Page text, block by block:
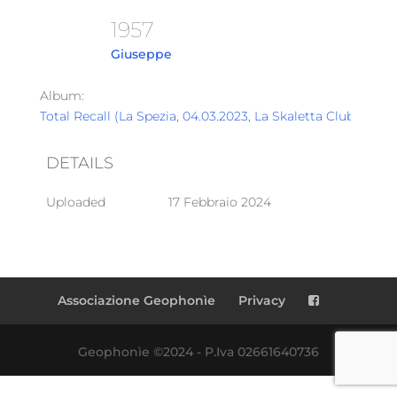
1957
Giuseppe
Album:
Total Recall (La Spezia, 04.03.2023, La Skaletta Club)
DETAILS
Uploaded 17 Febbraio 2024
Associazione Geophonìe Privacy
Geophonìe ©2024 - P.Iva 02661640736